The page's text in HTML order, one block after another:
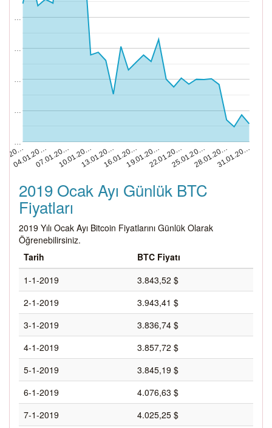
04.01.20…07.01.20…10.01.20…13.01.20…16.01.20…19.01.20…22.01.20…25.01.20…28.01.20…31.01.20…
…
…
…
2019 Ocak Ayı Günlük BTC
Fiyatları
2019 Yılı Ocak Ayı Bitcoin Fiyatlarını Günlük Olarak
Öğrenebilirsiniz.
Tarih
BTC Fiyatı
1-1-2019
3.843,52 $
2-1-2019
3.943,41 $
3-1-2019
3.836,74 $
4-1-2019
3.857,72 $
5-1-2019
3.845,19 $
6-1-2019
4.076,63 $
7-1-2019
4.025,25 $